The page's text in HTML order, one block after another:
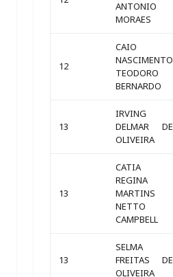
ANTONIO
MORAES
12
CAIO
NASCIMENTO
TEODORO
BERNARDO
13
IRVING
DELMAR DE
OLIVEIRA
13
CATIA
REGINA
MARTINS
NETTO
CAMPBELL
13
SELMA
FREITAS DE
OLIVEIRA